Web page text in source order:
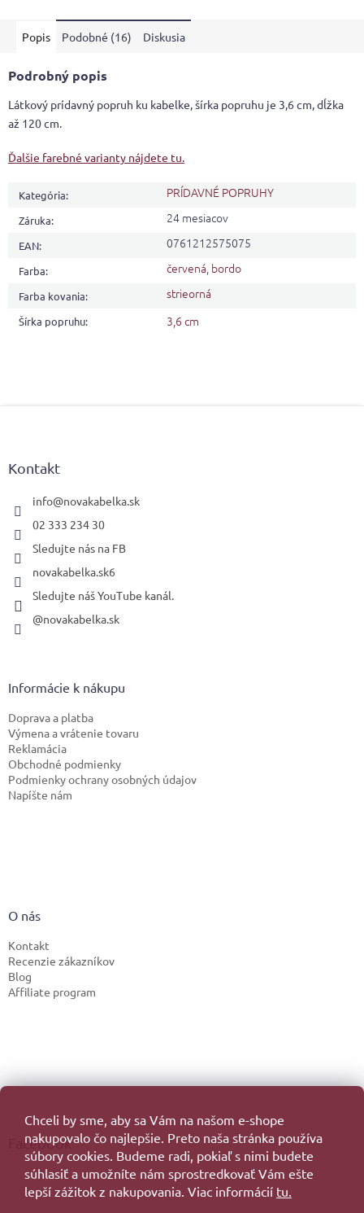
Chceli by sme, aby sa Vám na našom e-shope
nakupovalo čo najlepšie. Preto naša stránka používa
súbory cookies. Budeme radi, pokiaľ s nimi budete
súhlasiť a umožníte nám sprostredkovať Vám ešte
lepší zážitok z nakupovania. Viac informácií tu.
Popis Podobné (16) Diskusia
Podrobný popis
Látkový prídavný popruh ku kabelke, šírka popruhu je 3,6 cm, dĺžka
až 120 cm.
Ďalšie farebné varianty nájdete tu.
Kategória: PRÍDAVNÉ POPRUHY
Záruka: 24 mesiacov
EAN: 0761212575075
Farba: červená, bordo
Farba kovania: strieorná
Šírka popruhu: 3,6 cm
Kontakt
info@novakabelka.sk
02 333 234 30
Sledujte nás na FB
novakabelka.sk6
Sledujte náš YouTube kanál.
@novakabelka.sk
Informácie k nákupu
Doprava a platba
Výmena a vrátenie tovaru
Reklamácia
Obchodné podmienky
Podmienky ochrany osobných údajov
Napíšte nám
O nás
Kontakt
Recenzie zákazníkov
Blog
Affiliate program
Facebook